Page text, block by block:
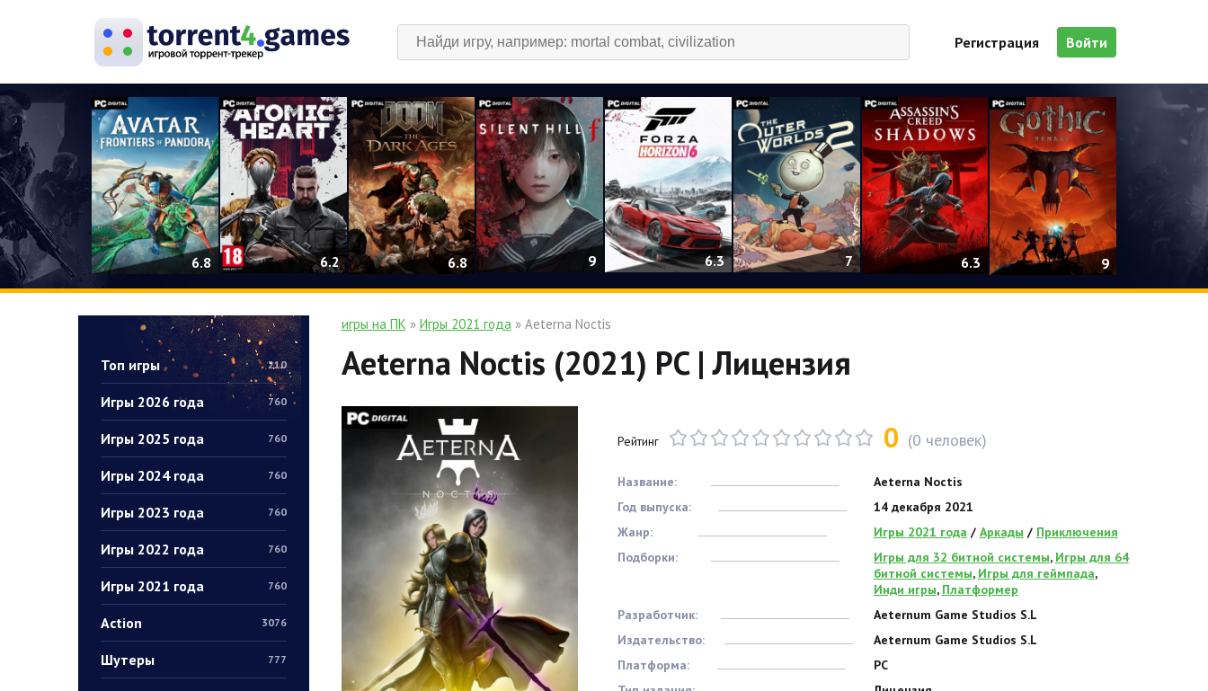
Регистрация Войти
6.8 6.2 6.8 9 6.3 7 6.3 9
Топ игры 210
Игры 2026 года 760
Игры 2025 года 760
Игры 2024 года 760
Игры 2023 года 760
Игры 2022 года 760
Игры 2021 года 760
Action 3076
Шутеры 777
игры на ПК » Игры 2021 года» Aeterna Noctis
Aeterna Noctis (2021) PC | Лицензия
Рейтинг 0 (0 человек)
Название:
Aeterna Noctis
Год выпуска:
14 декабря 2021
Жанр:
Игры 2021 года / Аркады / Приключения
Подборки:
Игры для 32 битной системы, Игры для 64
битной системы, Игры для геймпада,
Инди игры, Платформер
Разработчик:
Aeternum Game Studios S.L
Издательство:
Aeternum Game Studios S.L
Платформа:
PC